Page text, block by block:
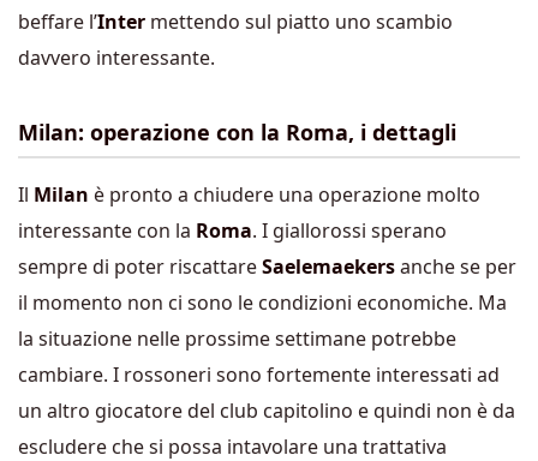
beffare l’Inter mettendo sul piatto uno scambio
davvero interessante.
Milan: operazione con la Roma, i dettagli
Il Milan è pronto a chiudere una operazione molto
interessante con la Roma. I giallorossi sperano
sempre di poter riscattareSaelemaekersanche se per
il momento non ci sono le condizioni economiche. Ma
la situazione nelle prossime settimane potrebbe
cambiare. I rossoneri sono fortemente interessati ad
un altro giocatore del club capitolino e quindi non è da
escludere che si possa intavolare una trattativa